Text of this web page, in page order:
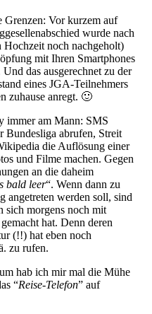
Vor kurzem auf
wurde nach
Hochzeit noch nachgeholt)
mit Ihren Smartphones
das ausgerechnet zu der
eines JGA-Teilnehmers
zuhause anregt. 🙂
immer am Mann: SMS
Bundesliga abrufen, Streit
die Auflösung einer
und Filme machen. Gegen
an die daheim
bald leer“. Wenn dann zu
angetreten werden soll, sind
sich morgens noch mit
hat. Denn deren
(!!) hat eben noch
zu rufen.
hab ich mir mal die Mühe
“Reise-Telefon” auf